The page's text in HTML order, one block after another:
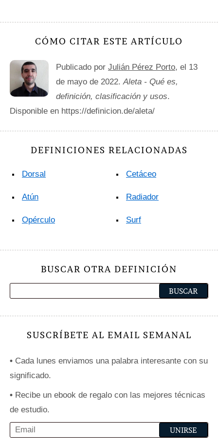
CÓMO CITAR ESTE ARTÍCULO
Publicado por Julián Pérez Porto, el 13
de mayo de 2022. Aleta - Qué es,
definición, clasificación y usos.
Disponible en https://definicion.de/aleta/
DEFINICIONES RELACIONADAS
Dorsal
Atún
Opérculo
Cetáceo
Radiador
Surf
BUSCAR OTRA DEFINICIÓN
SUSCRÍBETE AL EMAIL SEMANAL
• Cada lunes enviamos una palabra interesante con su
significado.
• Recibe un ebook de regalo con las mejores técnicas
de estudio.